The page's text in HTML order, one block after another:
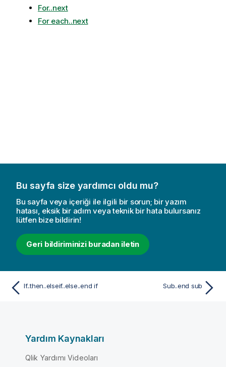
For..next
For each..next
Bu sayfa size yardımcı oldu mu?
Bu sayfa veya içeriği ile ilgili bir sorun; bir yazım
hatası, eksik bir adım veya teknik bir hata bulursanız
lütfen bize bildirin!
Geri bildiriminizi buradan iletin
If..then..elseif..else..end if Sub..end sub
Yardım Kaynakları
Qlik Yardımı Videoları